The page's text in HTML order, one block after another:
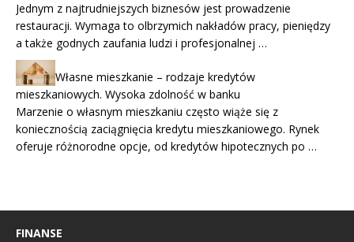
Jednym z najtrudniejszych biznesów jest prowadzenie
restauracji. Wymaga to olbrzymich nakładów pracy, pieniędzy
a także godnych zaufania ludzi i profesjonalnej …
Własne mieszkanie – rodzaje kredytów
mieszkaniowych. Wysoka zdolność w banku
Marzenie o własnym mieszkaniu często wiąże się z
koniecznością zaciągnięcia kredytu mieszkaniowego. Rynek
oferuje różnorodne opcje, od kredytów hipotecznych po …
FINANSE